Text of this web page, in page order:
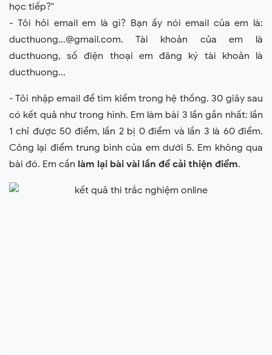
học tiếp?"
- Tôi hỏi email em là gì? Bạn ấy nói email của em là:
ducthuong...@gmail.com. Tài khoản của em là
ducthuong, số điện thoại em đăng ký tài khoản là
ducthuong...
- Tôi nhập email để tìm kiếm trong hệ thống. 30 giây sau
có kết quả như trong hình. Em làm bài 3 lần gần nhất: lần
1 chỉ được 50 điểm, lần 2 bị 0 điểm và lần 3 là 60 điểm.
Công lại điểm trung bình của em dưới 5. Em không qua
bài đó. Em cần làm lại bài vài lần để cải thiện điểm.